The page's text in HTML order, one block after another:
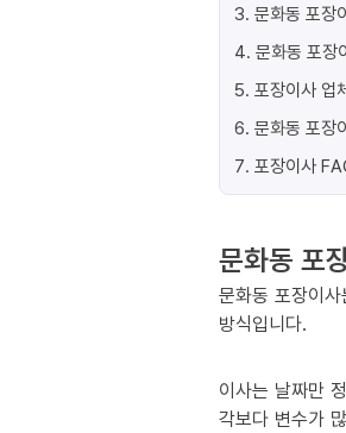
3. 문화동 포장
4. 문화동 포장
5. 포장이사 업
6. 문화동 포장
7. 포장이사
문화동 포
문화동 포장이
방식입니다.
이사는 날짜만
각보다 변수가